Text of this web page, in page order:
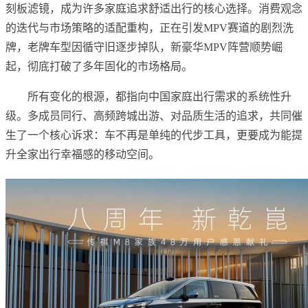
刻板滤镜，成为许多家庭追求舒适出行的核心选择。消费观念
的迭代与市场策略的适配重构，正在引发MPV赛道的剧烈洗
牌，老牌车型因循守旧逐步掉队，新豪华MPV阵营顺势崛
起，彻底打破了多年固化的市场格局。
所有变化的根源，都指向中国家庭出行需求的系统性升
级。多成员同行、高频跨城出游、对品质生活的追求，共同催
生了一个核心诉求：车不再是单纯的代步工具，更要成为能提
升全家出行幸福感的移动空间。